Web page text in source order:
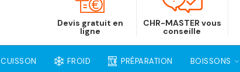
Devis gratuit en
ligne
CHR-MASTER vous
conseille
CUISSON FROID PRÉPARATION BOISSONS